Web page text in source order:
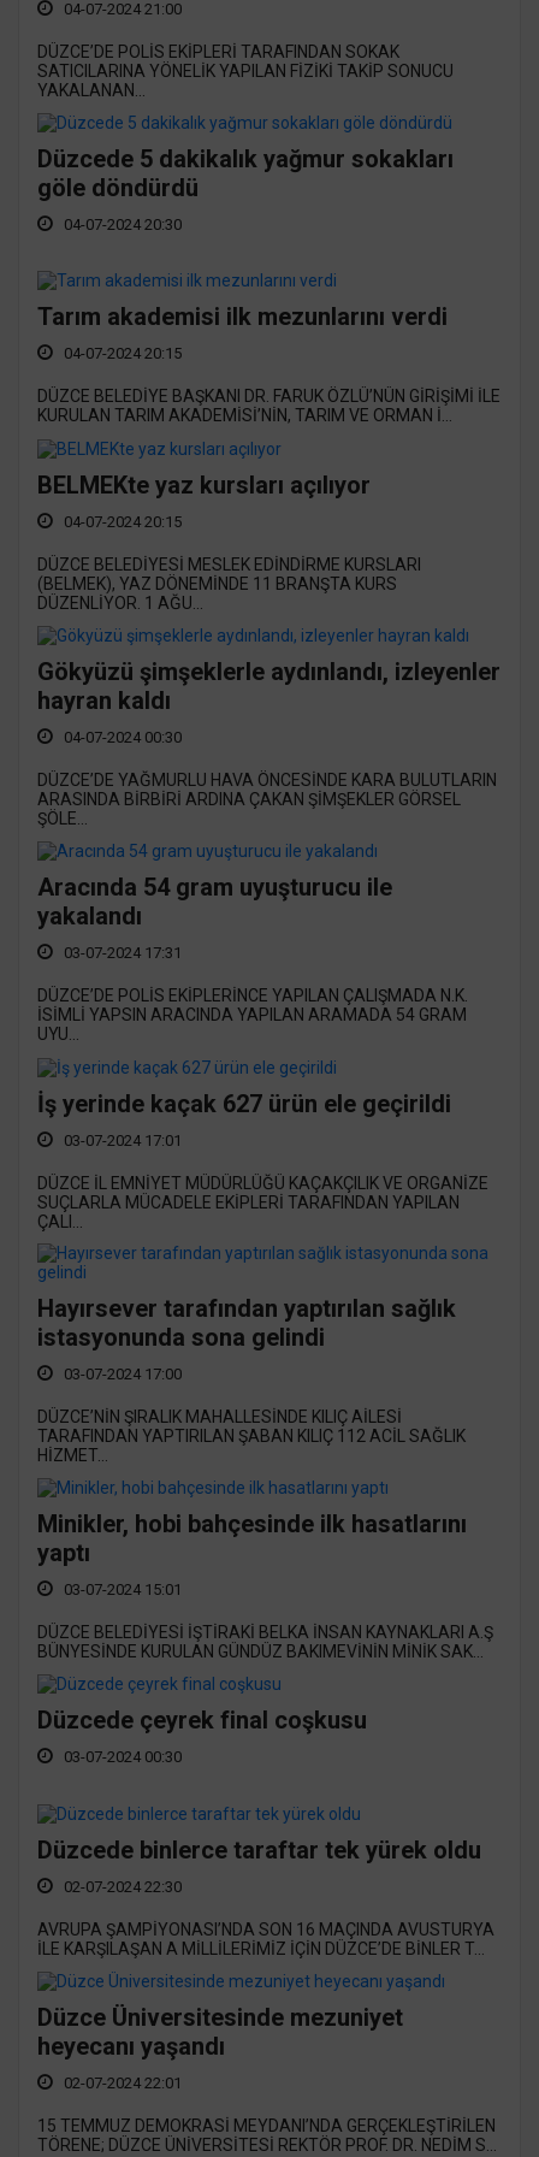
04-07-2024 21:00
DÜZCE’DE POLİS EKİPLERİ TARAFINDAN SOKAK
SATICILARINA YÖNELİK YAPILAN FİZİKİ TAKİP SONUCU
YAKALANAN...
Düzcede 5 dakikalık yağmur sokakları
göle döndürdü
04-07-2024 20:30
Tarım akademisi ilk mezunlarını verdi
04-07-2024 20:15
DÜZCE BELEDİYE BAŞKANI DR. FARUK ÖZLÜ’NÜN GİRİŞİMİ İLE
KURULAN TARIM AKADEMİSİ’NİN, TARIM VE ORMAN İ...
BELMEKte yaz kursları açılıyor
04-07-2024 20:15
DÜZCE BELEDİYESİ MESLEK EDİNDİRME KURSLARI
(BELMEK), YAZ DÖNEMİNDE 11 BRANŞTA KURS
DÜZENLİYOR. 1 AĞU...
Gökyüzü şimşeklerle aydınlandı, izleyenler
hayran kaldı
04-07-2024 00:30
DÜZCE’DE YAĞMURLU HAVA ÖNCESİNDE KARA BULUTLARIN
ARASINDA BİRBİRİ ARDINA ÇAKAN ŞİMŞEKLER GÖRSEL
ŞÖLE...
Aracında 54 gram uyuşturucu ile
yakalandı
03-07-2024 17:31
DÜZCE’DE POLİS EKİPLERİNCE YAPILAN ÇALIŞMADA N.K.
İSİMLİ YAPSIN ARACINDA YAPILAN ARAMADA 54 GRAM
UYU...
İş yerinde kaçak 627 ürün ele geçirildi
03-07-2024 17:01
DÜZCE İL EMNİYET MÜDÜRLÜĞÜ KAÇAKÇILIK VE ORGANİZE
SUÇLARLA MÜCADELE EKİPLERİ TARAFINDAN YAPILAN
ÇALI...
Hayırsever tarafından yaptırılan sağlık
istasyonunda sona gelindi
03-07-2024 17:00
DÜZCE’NİN ŞIRALIK MAHALLESİNDE KILIÇ AİLESİ
TARAFINDAN YAPTIRILAN ŞABAN KILIÇ 112 ACİL SAĞLIK
HİZMET...
Minikler, hobi bahçesinde ilk hasatlarını
yaptı
03-07-2024 15:01
DÜZCE BELEDİYESİ İŞTİRAKİ BELKA İNSAN KAYNAKLARI A.Ş
BÜNYESİNDE KURULAN GÜNDÜZ BAKIMEVİNİN MİNİK SAK...
Düzcede çeyrek final coşkusu
03-07-2024 00:30
Düzcede binlerce taraftar tek yürek oldu
02-07-2024 22:30
AVRUPA ŞAMPİYONASI’NDA SON 16 MAÇINDA AVUSTURYA
İLE KARŞILAŞAN A MİLLİLERİMİZ İÇİN DÜZCE’DE BİNLER T...
Düzce Üniversitesinde mezuniyet
heyecanı yaşandı
02-07-2024 22:01
15 TEMMUZ DEMOKRASİ MEYDANI’NDA GERÇEKLEŞTİRİLEN
TÖRENE; DÜZCE ÜNİVERSİTESİ REKTÖR PROF. DR. NEDİM S...